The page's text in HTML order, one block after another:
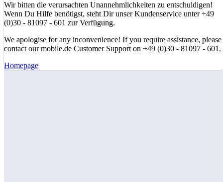
Wir bitten die verursachten Unannehmlichkeiten zu entschuldigen!
Wenn Du Hilfe benötigst, steht Dir unser Kundenservice unter +49
(0)30 - 81097 - 601 zur Verfügung.
We apologise for any inconvenience! If you require assistance, please
contact our mobile.de Customer Support on +49 (0)30 - 81097 - 601.
Homepage